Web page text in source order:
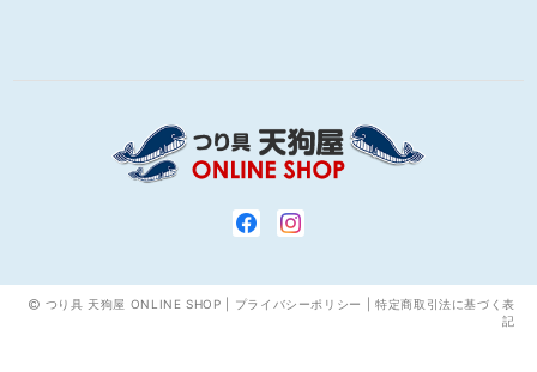
つり具 天狗屋 ONLINE SHOP | プライバシーポリシー
特定商取引法に基づく表
記